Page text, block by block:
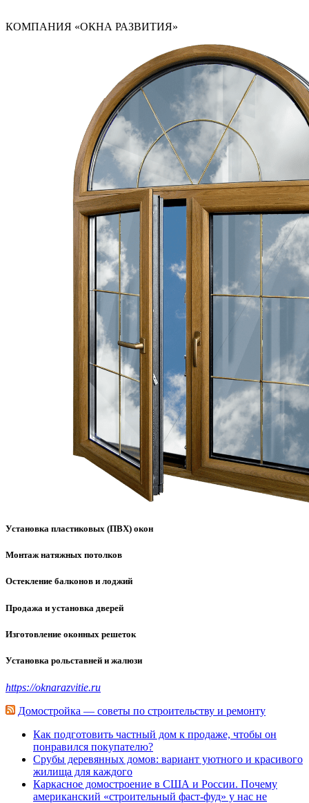
КОМПАНИЯ «ОКНА РАЗВИТИЯ»
Установка пластиковых (ПВХ) окон
Монтаж натяжных потолков
Остекление балконов и лоджий
Продажа и установка дверей
Изготовление оконных решеток
Установка рольставней и жалюзи
https://oknarazvitie.ru
Домостройка — советы по строительству и ремонту
Как подготовить частный дом к продаже, чтобы он
понравился покупателю?
Срубы деревянных домов: вариант уютного и красивого
жилища для каждого
Каркасное домостроение в США и России. Почему
американский «строительный фаст-фуд» у нас не